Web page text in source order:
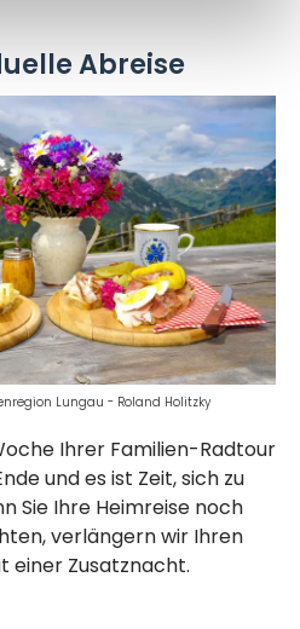
Abreise
Ihrer Familien-Radtour
und es ist Zeit, sich zu
Sie Ihre Heimreise noch
verlängern wir Ihren
einer Zusatznacht.
Lungau - Roland Holitzky